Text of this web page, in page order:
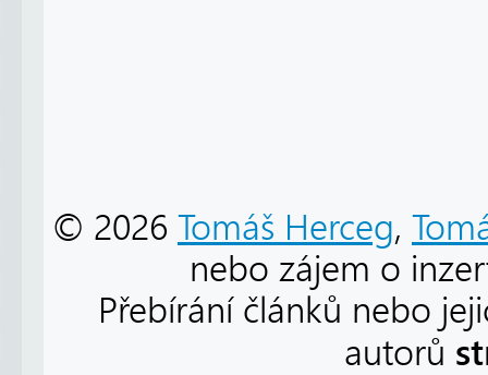
© 2026 Tomáš Herceg,
nebo zájem o
Přebírání článků nebo
autorů